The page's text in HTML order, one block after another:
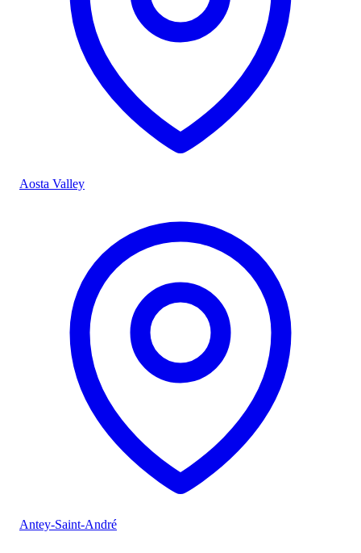
Aosta Valley
Antey-Saint-André